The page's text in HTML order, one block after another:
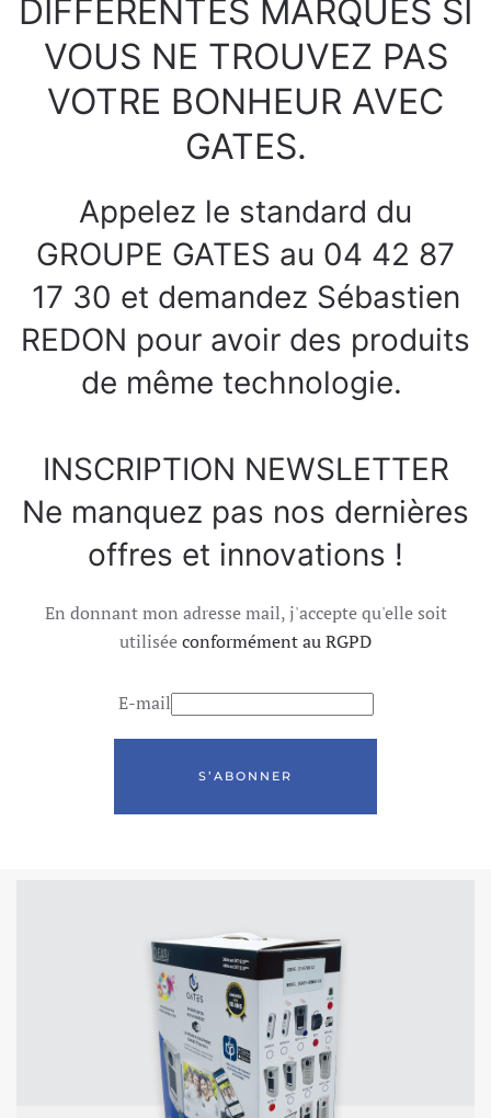
DIFFERENTES MARQUES SI
VOUS NE TROUVEZ PAS
VOTRE BONHEUR AVEC
GATES.
Appelez le standard du
GROUPE GATES au 04 42 87
17 30 et demandez Sébastien
REDON pour avoir des produits
de même technologie.
INSCRIPTION NEWSLETTER
Ne manquez pas nos dernières
offres et innovations !
En donnant mon adresse mail, j'accepte qu'elle soit
utiliséeconformément au RGPD
E-mail
S’ABONNER